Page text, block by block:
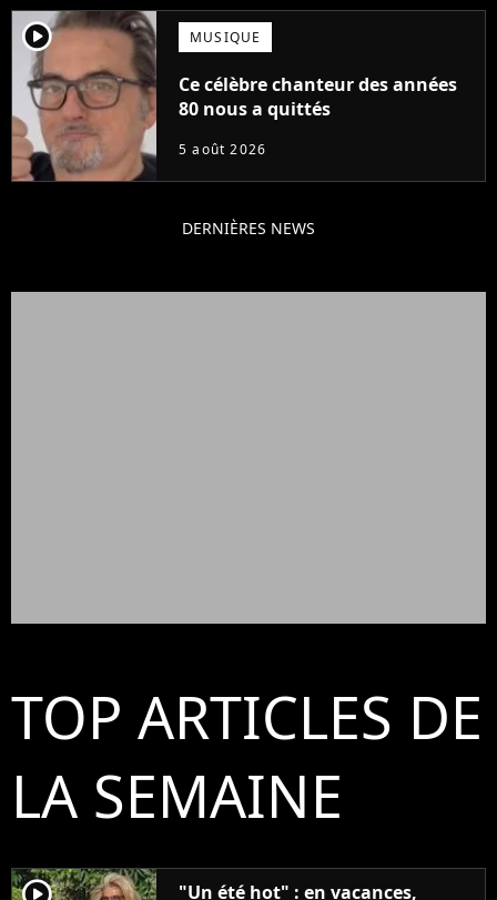
player2 MUSIQUE
Ce célèbre chanteur des années
80 nous a quittés
5 août 2026
DERNIÈRES NEWS
TOP ARTICLES DE
LA SEMAINE
"Un été hot" : en vacances,